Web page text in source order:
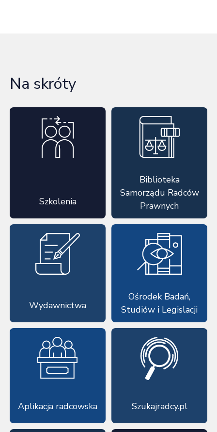
Na skróty
Szkolenia
Biblioteka
Samorządu Radców
Prawnych
Wydawnictwa
Ośrodek Badań,
Studiów i Legislacji
Aplikacja radcowska Szukajradcy.pl